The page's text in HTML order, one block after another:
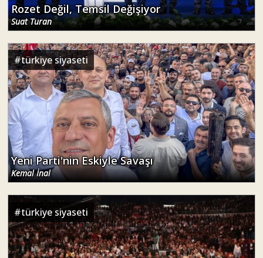
Rozet Değil, Temsil Değişiyor
Suat Turan
#türkiye siyaseti
Yeni Parti'nin Eskiyle Savaşı
Kemal İnal
#türkiye siyaseti